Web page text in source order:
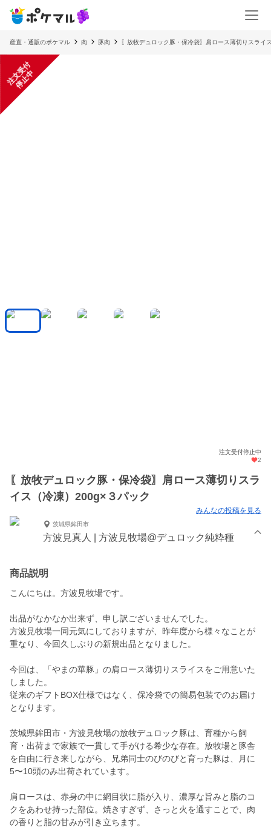
産直・通販のポケマル 肉 豚肉 〖放牧デュロック豚・保冷袋〗肩ロース薄切りスライ
注
文
受
付
停
止
中
注文受付停止中
2
〖放牧デュロック豚・保冷袋〗肩ロース薄切りスラ
イス（冷凍）200g×３パック
みんなの投稿を見る
茨城県鉾田市
方波見真人 | 方波見牧場@デュロック純粋種
商品説明
こんにちは。方波見牧場です。
出品がなかなか出来ず、申し訳ございませんでした。
方波見牧場一同元気にしておりますが、昨年度から様々なことが
重なり、今回久しぶりの新規出品となりました。
今回は、「やまの華豚」の肩ロース薄切りスライスをご用意いた
しました。
従来のギフトBOX仕様ではなく、保冷袋での簡易包装でのお届け
となります。
茨城県鉾田市・方波見牧場の放牧デュロック豚は、育種から飼
育・出荷まで家族で一貫して手がける希少な存在。放牧場と豚舎
を自由に行き来しながら、兄弟同士のびのびと育った豚は、月に
5〜10頭のみ出荷されています。
肩ロースは、赤身の中に網目状に脂が入り、濃厚な旨みと脂のコ
クをあわせ持った部位。焼きすぎず、さっと火を通すことで、肉
の香りと脂の甘みが引き立ちます。